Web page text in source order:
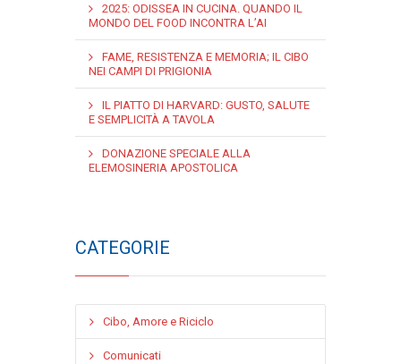
2025: ODISSEA IN CUCINA. QUANDO IL
MONDO DEL FOOD INCONTRA L’AI
FAME, RESISTENZA E MEMORIA; IL CIBO
NEI CAMPI DI PRIGIONIA
IL PIATTO DI HARVARD: GUSTO, SALUTE
E SEMPLICITÀ A TAVOLA
DONAZIONE SPECIALE ALLA
ELEMOSINERIA APOSTOLICA
CATEGORIE
Cibo, Amore e Riciclo
Comunicati